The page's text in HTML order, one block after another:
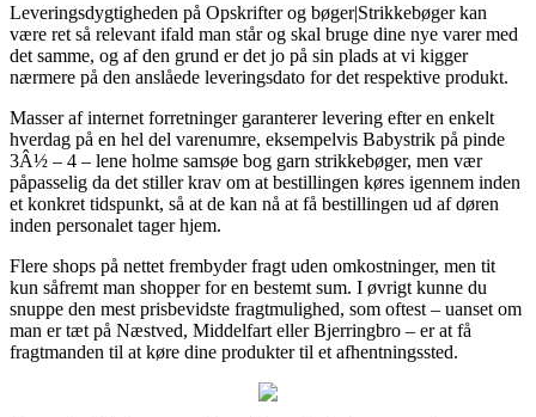
Leveringsdygtigheden på Opskrifter og bøger|Strikkebøger kan
være ret så relevant ifald man står og skal bruge dine nye varer med
det samme, og af den grund er det jo på sin plads at vi kigger
nærmere på den anslåede leveringsdato for det respektive produkt.
Masser af internet forretninger garanterer levering efter en enkelt
hverdag på en hel del varenumre, eksempelvis Babystrik på pinde
3Â½ – 4 – lene holme samsøe bog garn strikkebøger, men vær
påpasselig da det stiller krav om at bestillingen køres igennem inden
et konkret tidspunkt, så at de kan nå at få bestillingen ud af døren
inden personalet tager hjem.
Flere shops på nettet frembyder fragt uden omkostninger, men tit
kun såfremt man shopper for en bestemt sum. I øvrigt kunne du
snuppe den mest prisbevidste fragtmulighed, som oftest – uanset om
man er tæt på Næstved, Middelfart eller Bjerringbro – er at få
fragtmanden til at køre dine produkter til et afhentningssted.